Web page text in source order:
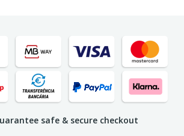
safe & secure checkout